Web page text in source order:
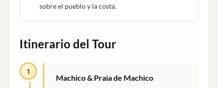
sobre el pueblo y la costa.
Itinerario del Tour
1
Machico & Praia de Machico